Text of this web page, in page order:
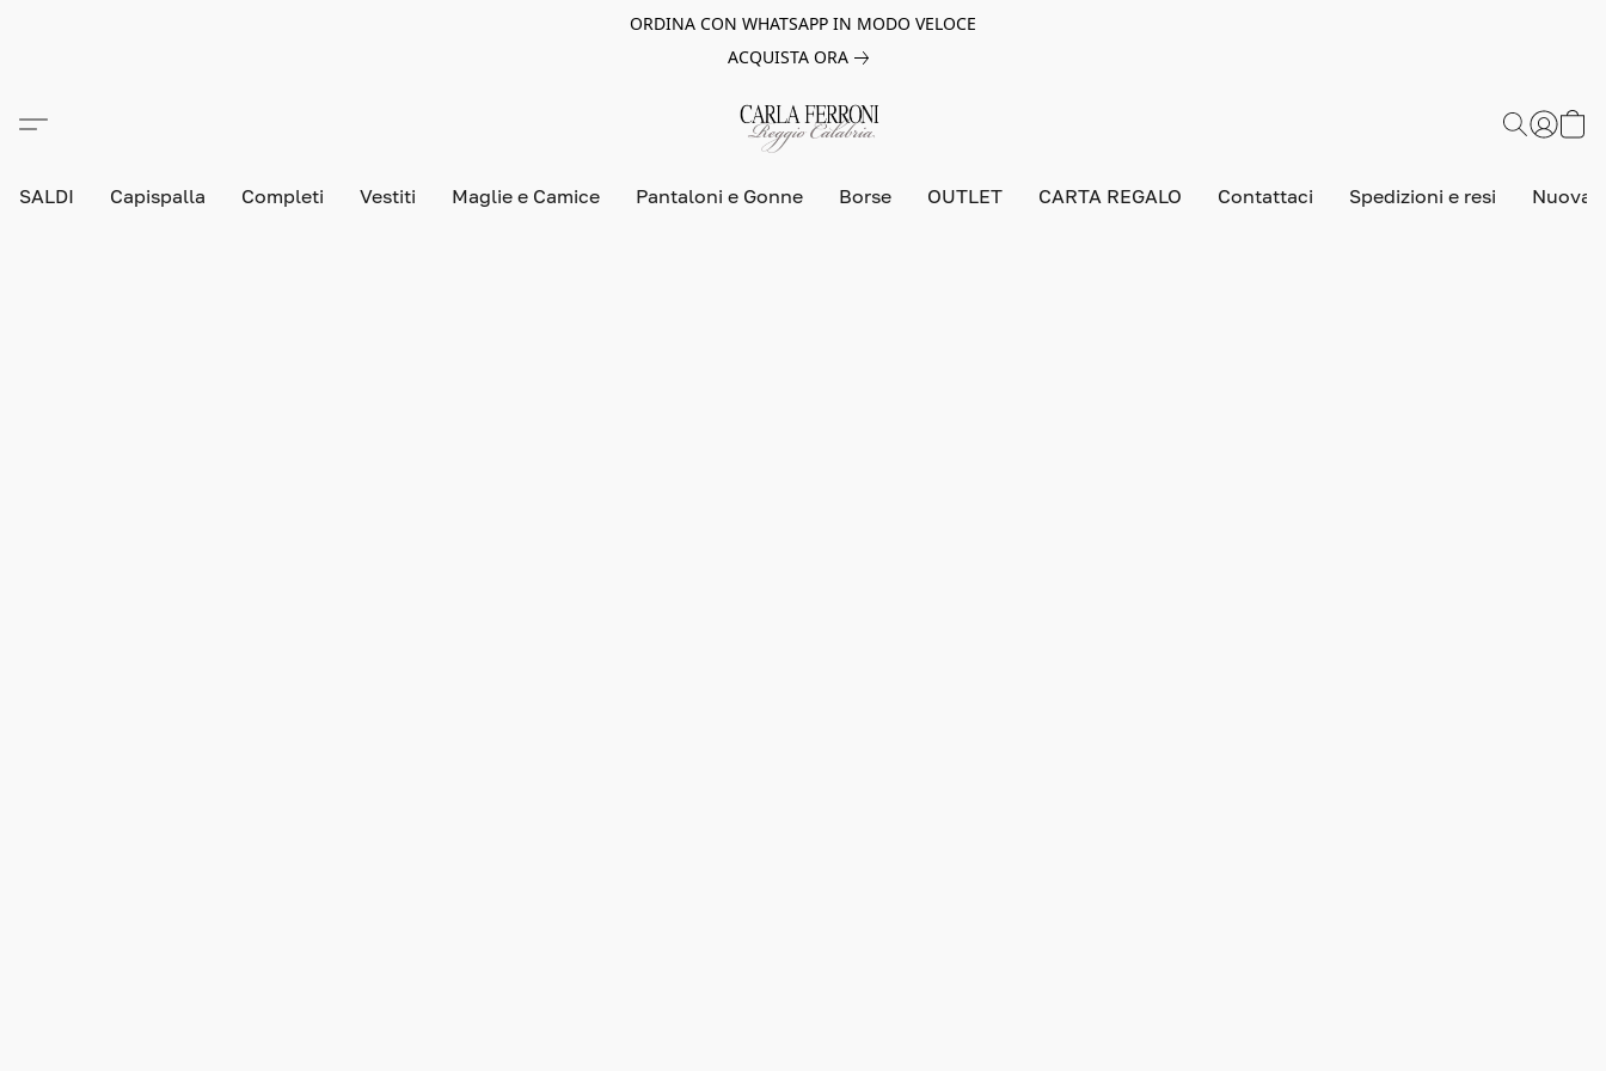
ORDINA CON WHATSAPP IN MODO VELOCE
ACQUISTA ORA
SALDI Capispalla Completi Vestiti Maglie e Camice Pantaloni e Gonne Borse OUTLET CARTA REGALO Contattaci Spedizioni e resi Nuova